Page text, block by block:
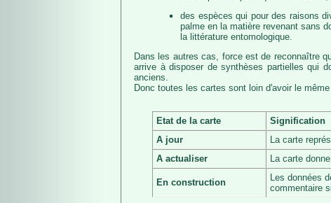
des espèces qui pour des raisons
palme en la matière revenant sans
la littérature entomologique.
Dans les autres cas, force est de reconnaître
arrive à disposer de synthèses partielles qui
anciens.
Donc toutes les cartes sont loin d'avoir le
Etat de la carte
Signification
A jour
La carte
A actualiser
La carte
En construction
Les données
commentaire